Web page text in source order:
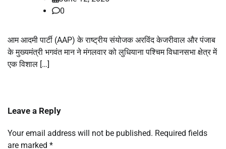
0
आम आदमी पार्टी (AAP) के राष्ट्रीय संयोजक अरविंद केजरीवाल और पंजाब
के मुख्यमंत्री भगवंत मान ने मंगलवार को लुधियाना पश्चिम विधानसभा क्षेत्र में
एक विशाल […]
Leave a Reply
Your email address will not be published. Required fields
are marked *